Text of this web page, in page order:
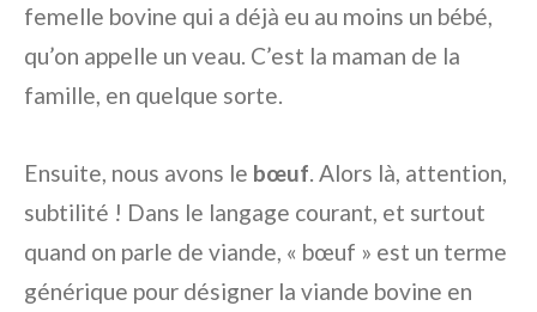
femelle bovine qui a déjà eu au moins un bébé,
qu’on appelle un veau. C’est la maman de la
famille, en quelque sorte.
Ensuite, nous avons le bœuf. Alors là, attention,
subtilité ! Dans le langage courant, et surtout
quand on parle de viande, « bœuf » est un terme
générique pour désigner la viande bovine en